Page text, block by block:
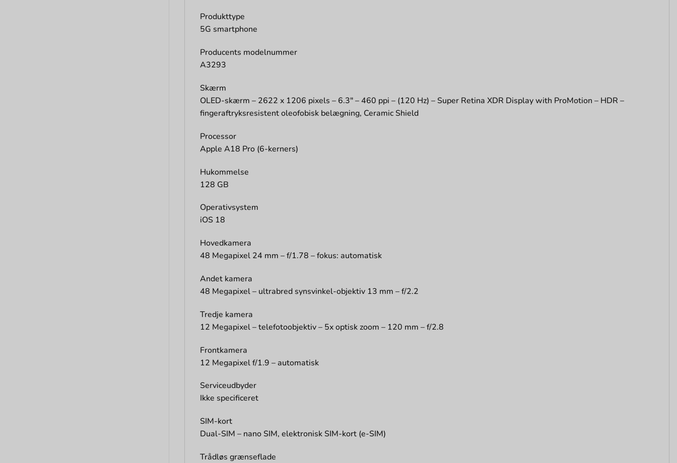
Produkttype
5G smartphone
Producents modelnummer
A3293
Skærm
OLED-skærm – 2622 x 1206 pixels – 6.3″ – 460 ppi – (120 Hz) – Super Retina XDR Display with ProMotion – HDR –
fingeraftryksresistent oleofobisk belægning, Ceramic Shield
Processor
Apple A18 Pro (6-kerners)
Hukommelse
128 GB
Operativsystem
iOS 18
Hovedkamera
48 Megapixel 24 mm – f/1.78 – fokus: automatisk
Andet kamera
48 Megapixel – ultrabred synsvinkel-objektiv 13 mm – f/2.2
Tredje kamera
12 Megapixel – telefotoobjektiv – 5x optisk zoom – 120 mm – f/2.8
Frontkamera
12 Megapixel f/1.9 – automatisk
Serviceudbyder
Ikke specificeret
SIM-kort
Dual-SIM – nano SIM, elektronisk SIM-kort (e-SIM)
Trådløs grænseflade